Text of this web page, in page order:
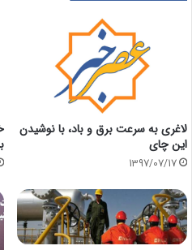
لاغری به سرعت برق و باد، با نوشیدن
این چای
1397/07/17